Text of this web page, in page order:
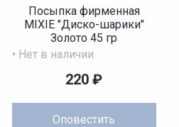
Посыпка фирменная
MIXIE "Диско-шарики"
Золото 45 гр
• Нет в наличии
Оповестить
220₽